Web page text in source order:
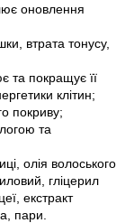
оновлення
втрата тонусу,
та покращує її
клітин;
покриву;
та
олія волоського
гліцерил
екстракт
пари.